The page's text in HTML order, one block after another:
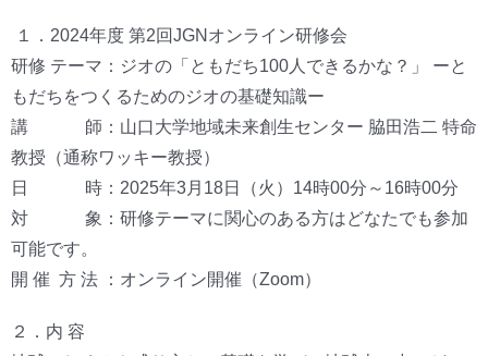
１．2024年度 第2回JGNオンライン研修会
研修 テーマ：ジオの「ともだち100人できるかな？」 ーと
もだちをつくるためのジオの基礎知識ー
講 師：山口大学地域未来創生センター 脇田浩二 特命
教授（通称ワッキー教授）
日 時：2025年3月18日（火）14時00分～16時00分
対 象：研修テーマに関心のある方はどなたでも参加
可能です。
開 催 方 法 ：オンライン開催（Zoom）
２．内 容